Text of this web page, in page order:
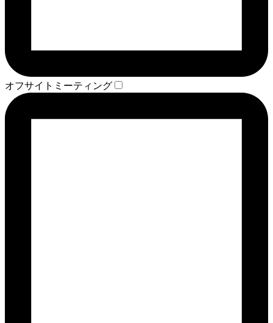
オフサイトミーティング